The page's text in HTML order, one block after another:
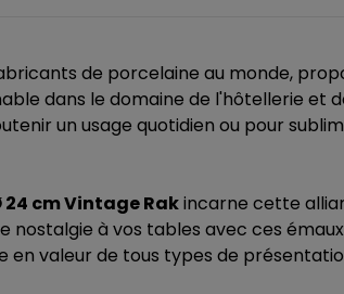
de porcelaine au monde,
dans le domaine de l'hôtellerie et
un usage quotidien ou pour
cm Vintage Rakincarne cette
nostalgie à vos tables avec ces
valeur de tous types de